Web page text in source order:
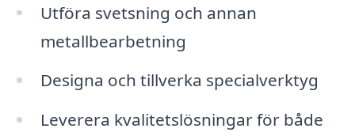
Utföra svetsning och annan
metallbearbetning
Designa och tillverka specialverktyg
Leverera kvalitetslösningar för både